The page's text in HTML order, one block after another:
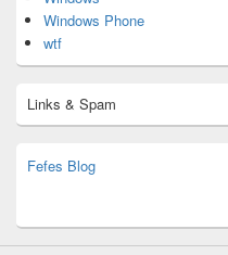
Windows Phone
wtf
Links & Spam
Fefes Blog